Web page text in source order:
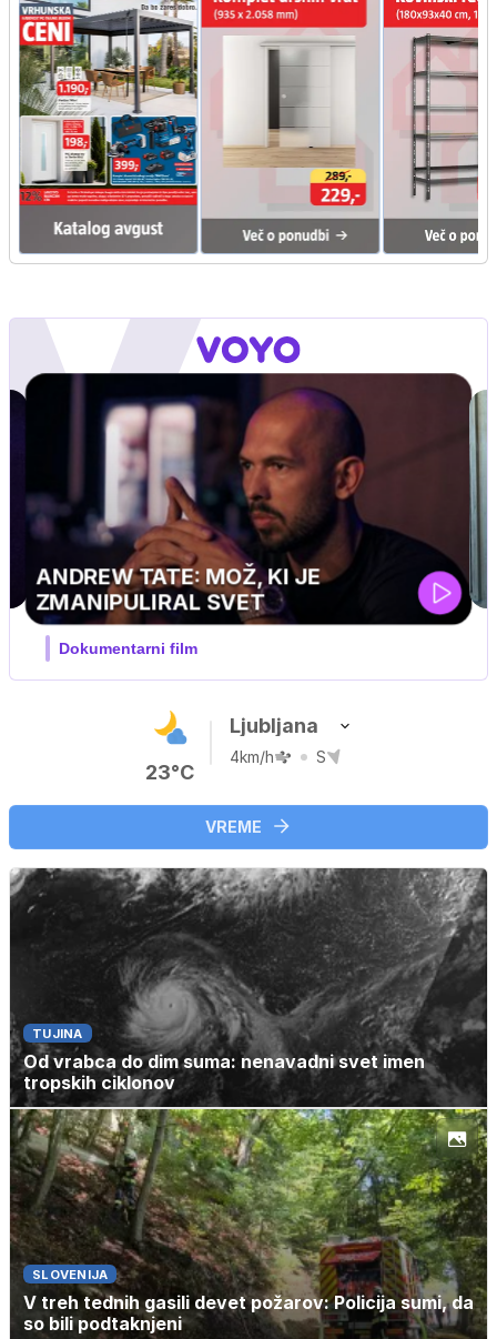
UEFA SUPERPOKAL
V živo na VOYO: sreda ob 20.30
23°C
Ljubljana
4km/h S
VREME
TUJINA
Od vrabca do dim suma: nenavadni svet imen
tropskih ciklonov
SLOVENIJA
V treh tednih gasili devet požarov: Policija sumi, da
so bili podtaknjeni